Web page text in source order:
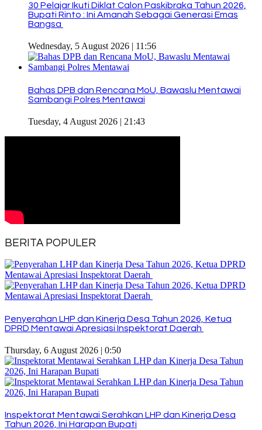
30 Pelajar Ikuti Diklat Calon Paskibraka Tahun 2026,
Bupati Rinto : Ini Amanah Sebagai Generasi Emas
Bangsa
Wednesday, 5 August 2026 | 11:56
Bahas DPB dan Rencana MoU, Bawaslu Mentawai
Sambangi Polres Mentawai
Tuesday, 4 August 2026 | 21:43
BERITA POPULER
Penyerahan LHP dan Kinerja Desa Tahun 2026, Ketua
DPRD Mentawai Apresiasi Inspektorat Daerah
Thursday, 6 August 2026 | 0:50
Inspektorat Mentawai Serahkan LHP dan Kinerja Desa
Tahun 2026, Ini Harapan Bupati